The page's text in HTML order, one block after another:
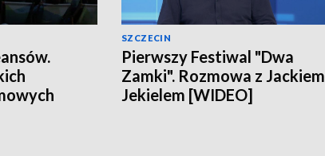
SZCZECIN
Pierwszy Festiwal "Dwa
Zamki". Rozmowa z Jackiem
Jekielem [WIDEO]